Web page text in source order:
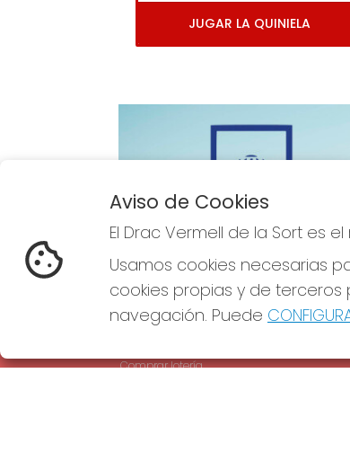
JUGAR LA QUINIELA
EL DRAC VERMELL DE LA SORT
Comprar lotería
Aviso de Cookies
El Drac Vermell de la Sort es
Usamos cookies necesarias
cookies propias y de
navegación. Puede